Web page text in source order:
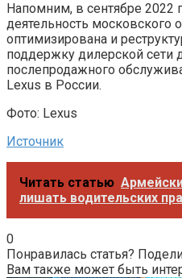
Напомним, в сентябре 2022
деятельность московского
оптимизирована и
поддержку дилерской сети
послепродажного
Lexus в России.
Фото: Lexus
Источник
Читать статью
лишать водительских
0
Понравилась статья?
Вам также может быть